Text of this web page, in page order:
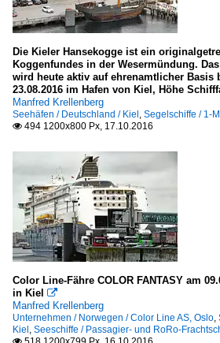
Die Kieler Hansekogge ist ein
Koggenfundes in der Wesermündung.
wird heute aktiv auf ehrenamtlicher Basis
23.08.2016 im Hafen von Kiel, Höhe
Manfred Krellenberg
Seehäfen / Deutschland / Kiel , Segelschiffe / 1-
 494 1200x800 Px, 17.10.2016
Color Line-Fähre COLOR FANTASY am
in Kiel

Manfred Krellenberg
Unternehmen / Norwegen / Color Line AS, Oslo,
Kiel , Seeschiffe / Passagier- und RoRo-